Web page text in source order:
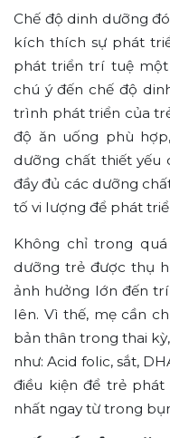
Chế độ dinh dưỡng
kích thích sự phát
phát triển trí tuệ
chú ý đến chế độ
trình phát triển của
độ ăn uống phù
dưỡng chất thiết yếu
đầy đủ các dưỡng
tố vi lượng để phát
Không chỉ trong
dưỡng trẻ được thụ
ảnh hưởng lớn đến
lên. Vì thế, mẹ cần
bản thân trong thai
như: Acid folic, sắt,
điều kiện để trẻ
nhất ngay từ trong